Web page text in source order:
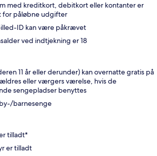
med kreditkort, debitkort eller kontanter er
for påløbne udgifter
ID kan være påkrævet
ved indtjekning er 18
11 år eller derunder) kan overnatte gratis på
eller værgers værelse, hvis de
sengepladser benyttes
barnesenge
tilladt*
er tilladt